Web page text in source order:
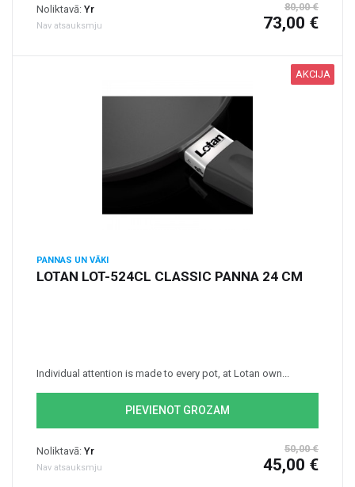
Noliktavā: Yr
Nav atsauksmju
80,00 €
73,00 €
AKCIJA
PANNAS UN VĀKI
LOTAN LOT-524CL CLASSIC PANNA 24 CM
Individual attention is made to every pot, at Lotan own...
PIEVIENOT GROZAM
Noliktavā: Yr
Nav atsauksmju
50,00 €
45,00 €